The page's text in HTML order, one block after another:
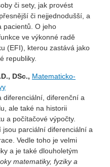
či sety, jak provést
či nejjednodušší, a
pacientů. O jeho
ve výkonné radě
(EFI), kterou zastává jako
republiky.
DSc., Matematicko-
diferenciální, diferenční a
ale také na historii
a počítačové výpočty.
parciální diferenciální a
Vedle toho je velmi
a je také dlouholetým
matematiky, fyziky a